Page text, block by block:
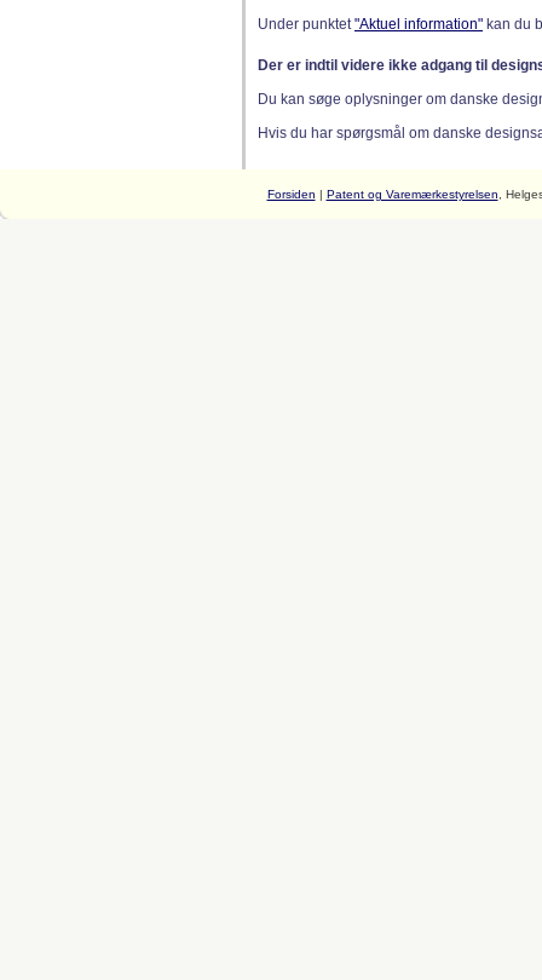
Under punktet"Aktuel information" kan du
Der er indtil videre ikke adgang til
Du kan søge oplysninger om danske
Hvis du har spørgsmål om danske
Forsiden | Patent og Varemærkestyrelsen ,